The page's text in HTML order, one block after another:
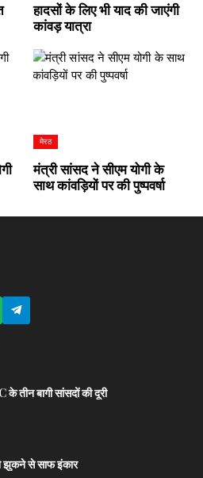
हादसों के लिए भी याद की जाएंगी
कांवड़ यात्रा
मेरठ
मंत्री सांसद ने सीएम योगी के
साथ कांवड़ियों पर की पुष्पवर्षा
तीन बागी सांसदों की दूरी
झुकने से साफ इंकार